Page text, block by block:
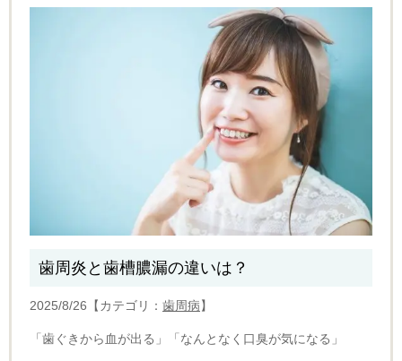
歯周炎と歯槽膿漏の違いは？
2025/8/26【カテゴリ： 歯周病】
「歯ぐきから血が出る」「なんとなく口臭が気になる」